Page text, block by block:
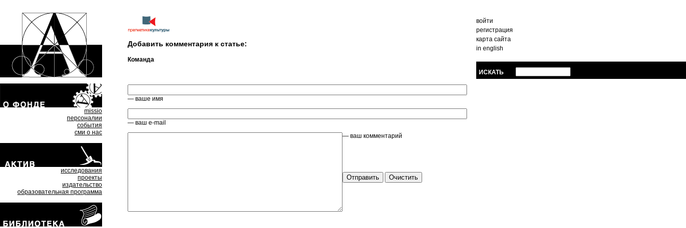
missio
персоналии
события
сми о нас
исследования
проекты
издательство
образовательная программа
Добавить комментария к статье:
Команда
— ваше имя
— ваш e-mail
— ваш комментарий
войти
регистрация
карта сайта
in english
ИСКАТЬ